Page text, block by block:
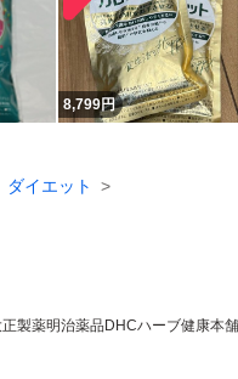
8,799円
ダイエット
正製薬明治薬品DHCハーブ健康本舗